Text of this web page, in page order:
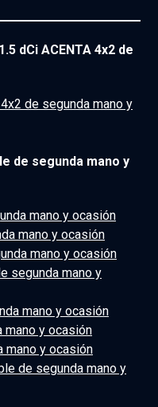
dCi ACENTA 4x2 de
de segunda mano y
de segunda mano y
mano y ocasión
mano y ocasión
mano y ocasión
segunda mano y
mano y ocasión
mano y ocasión
mano y ocasión
de segunda mano y